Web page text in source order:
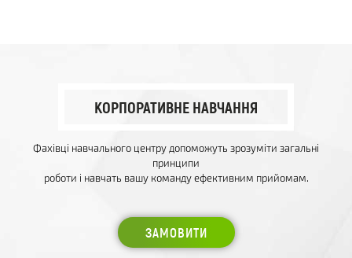
КОРПОРАТИВНЕ НАВЧАННЯ
Фахівці навчального центру допоможуть зрозуміти загальні
принципи
роботи і навчать вашу команду ефективним прийомам.
ЗАМОВИТИ